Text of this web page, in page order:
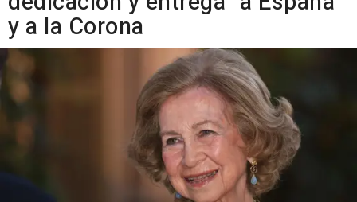
y a la Corona